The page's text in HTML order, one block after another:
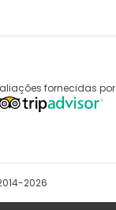
fornecidas por
2026